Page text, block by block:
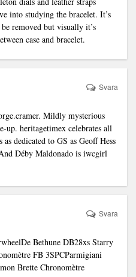
into studying the bracelet. It’s
removed but visually it’s
case and bracelet.
Mildly mysterious
up. heritagetimex celebrates all
dedicated to GS as Geoff Hess
Déby Maldonado is iwcgirl
Svara
Bethune DB28xs Starry
FB 3SPCParmigiani
Brette Chronomètre
Svara